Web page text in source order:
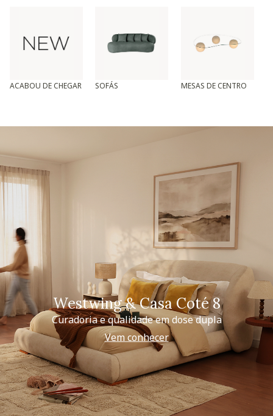
ACABOU DE CHEGAR SOFÁS MESAS DE CENTRO
Westwing & Casa Coté 8
Curadoria e qualidade em dose dupla
Vem conhecer